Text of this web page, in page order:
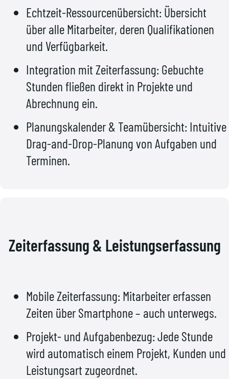
Echtzeit-Ressourcenübersicht: Übersicht
über alle Mitarbeiter, deren Qualifikationen
und Verfügbarkeit.
Integration mit Zeiterfassung: Gebuchte
Stunden fließen direkt in Projekte und
Abrechnung ein.
Planungskalender & Teamübersicht: Intuitive
Drag-and-Drop-Planung von Aufgaben und
Terminen.
Zeiterfassung & Leistungserfassung
Mobile Zeiterfassung: Mitarbeiter erfassen
Zeiten über Smartphone – auch unterwegs.
Projekt- und Aufgabenbezug: Jede Stunde
wird automatisch einem Projekt, Kunden und
Leistungsart zugeordnet.